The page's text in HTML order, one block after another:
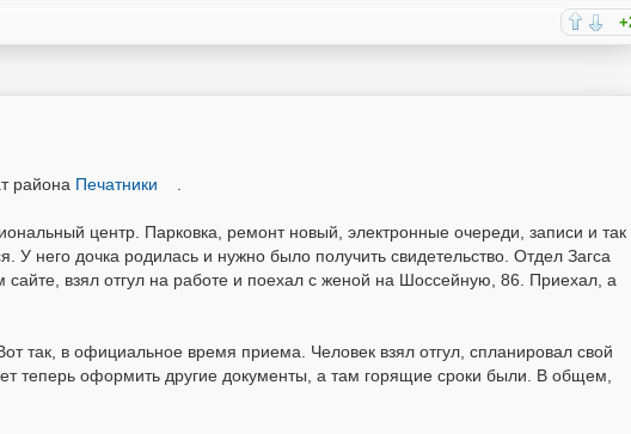
района Печатники
центр. Парковка, ремонт новый, электронные очереди, записи и так
У него дочка родилась и нужно было получить свидетельство. Отдел Загса
взял отгул на работе и поехал с женой на Шоссейную, 86. Приехал, а
так, в официальное время приема. Человек взял отгул, спланировал свой
теперь оформить другие документы, а там горящие сроки были. В общем,